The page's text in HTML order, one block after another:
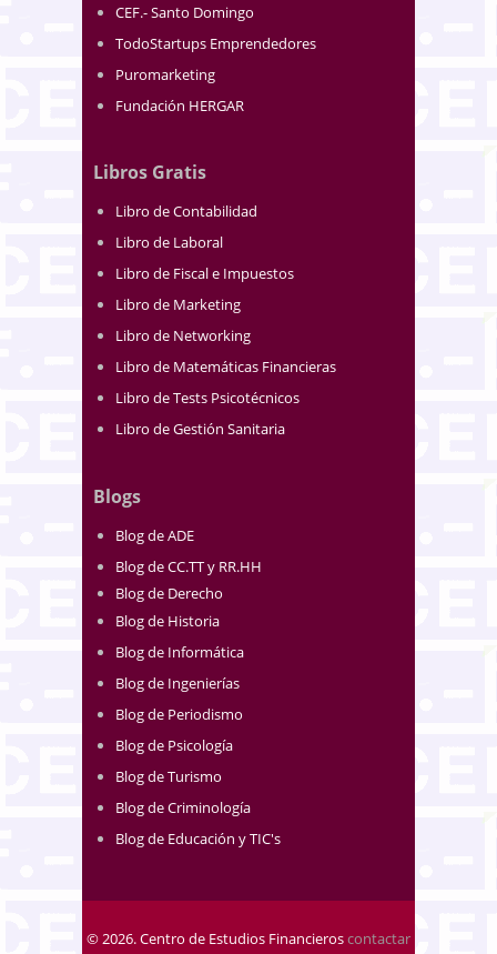
CEF.- Santo Domingo
TodoStartups Emprendedores
Puromarketing
Fundación HERGAR
Libros Gratis
Libro de Contabilidad
Libro de Laboral
Libro de Fiscal e Impuestos
Libro de Marketing
Libro de Networking
Libro de Matemáticas Financieras
Libro de Tests Psicotécnicos
Libro de Gestión Sanitaria
Blogs
Blog de ADE
Blog de CC.TT y RR.HH
Blog de Derecho
Blog de Historia
Blog de Informática
Blog de Ingenierías
Blog de Periodismo
Blog de Psicología
Blog de Turismo
Blog de Criminología
Blog de Educación y TIC's
© 2026. Centro de Estudios Financieroscontactar